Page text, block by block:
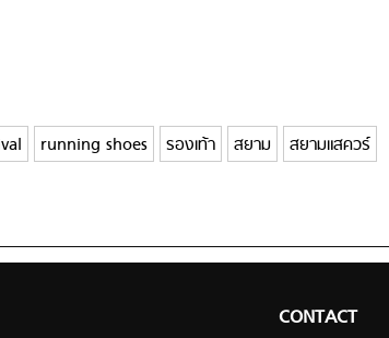
running shoes รองเท้า สยาม สยามแสควร์
CONTACT